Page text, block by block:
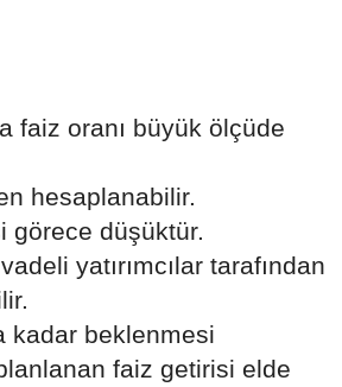
faiz oranı büyük ölçüde
hesaplanabilir.
görece düşüktür.
yatırımcılar tarafından
kadar beklenmesi
faiz getirisi elde